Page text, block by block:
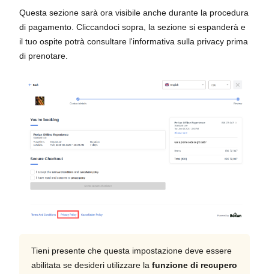
Questa sezione sarà ora visibile anche durante la procedura
di pagamento. Cliccandoci sopra, la sezione si espanderà e
il tuo ospite potrà consultare l'informativa sulla privacy prima
di prenotare.
Tieni presente che questa impostazione deve essere
abilitata se desideri utilizzare la funzione di recupero